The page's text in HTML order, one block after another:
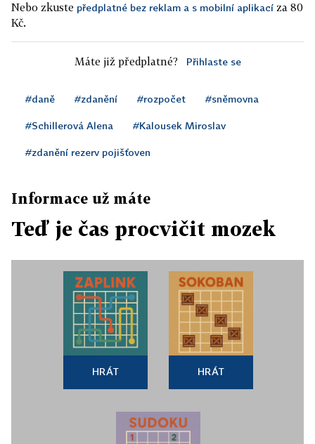
Nebo zkuste předplatné bez reklam a s mobilní aplikací za 80
Kč.
Máte již předplatné? Přihlaste se
#daně #zdanění #rozpočet #sněmovna
#Schillerová Alena #Kalousek Miroslav
#zdanění rezerv pojišťoven
Informace už máte
Teď je čas procvičit mozek
HRÁT HRÁT